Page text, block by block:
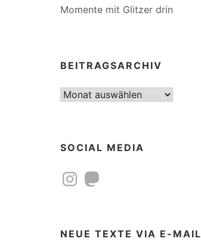
Momente mit Glitzer drin
BEITRAGSARCHIV
Beitragsarchiv
SOCIAL MEDIA
InstagramMastodon
NEUE TEXTE VIA E-MAIL